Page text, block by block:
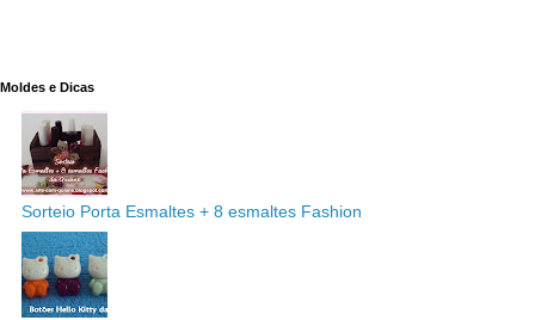
Moldes e Dicas
Sorteio Porta Esmaltes + 8 esmaltes Fashion